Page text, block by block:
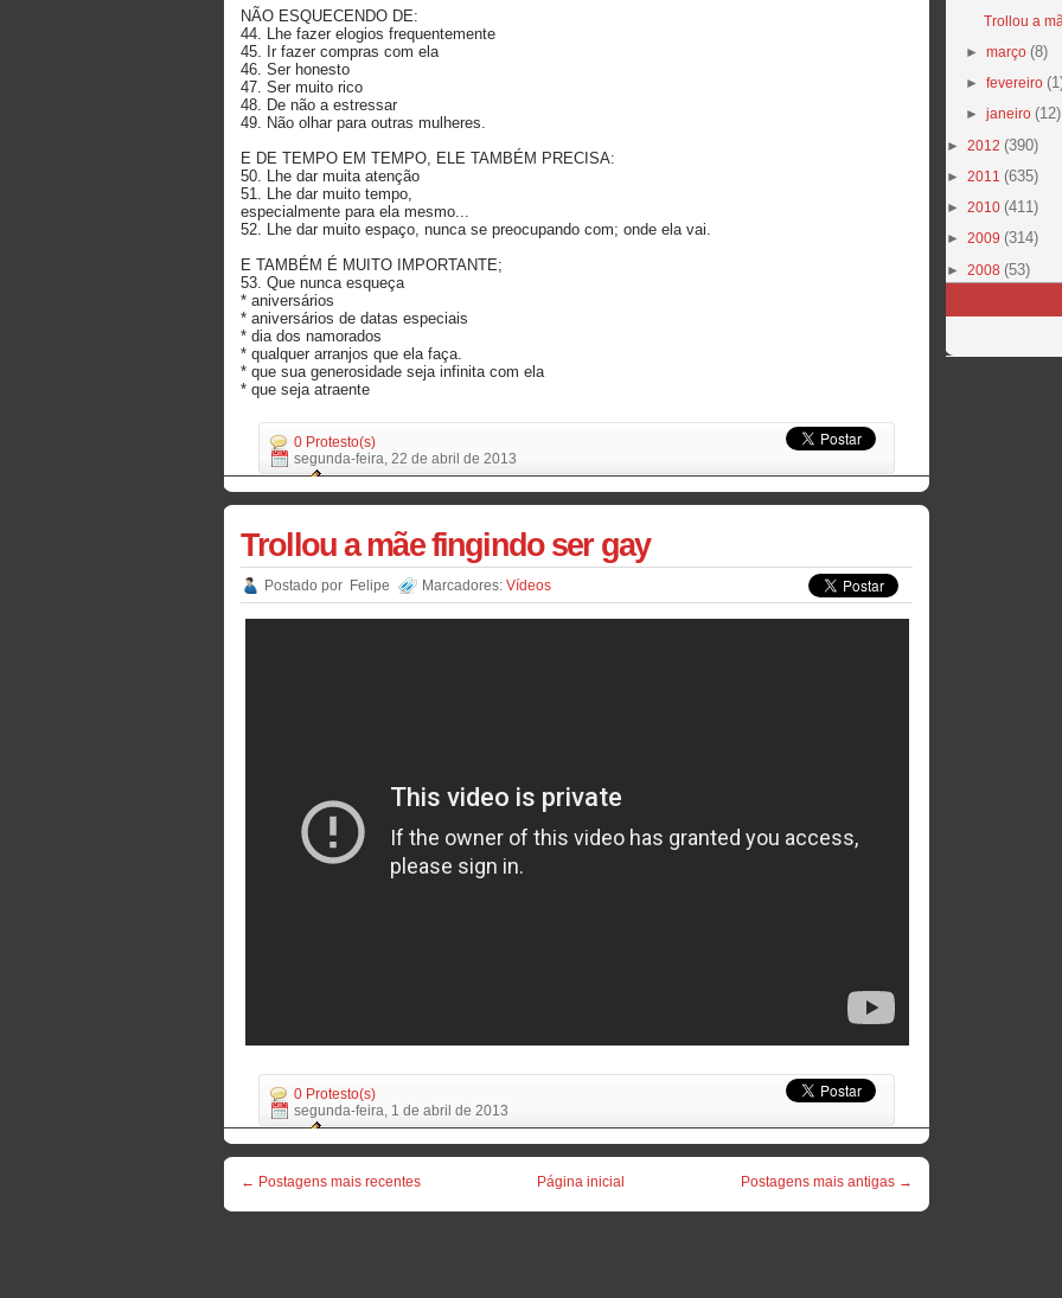
NÃO ESQUECENDO DE:
44. Lhe fazer elogios frequentemente
45. Ir fazer compras com ela
46. Ser honesto
47. Ser muito rico
48. De não a estressar
49. Não olhar para outras mulheres.
E DE TEMPO EM TEMPO, ELE TAMBÉM PRECISA:
50. Lhe dar muita atenção
51. Lhe dar muito tempo,
especialmente para ela mesmo...
52. Lhe dar muito espaço, nunca se preocupando com; onde ela vai.
E TAMBÉM É MUITO IMPORTANTE;
53. Que nunca esqueça
* aniversários
* aniversários de datas especiais
* dia dos namorados
* qualquer arranjos que ela faça.
* que sua generosidade seja infinita com ela
* que seja atraente
0 Protesto(s)
segunda-feira, 22 de abril de 2013
Trollou a mãe fingindo ser gay
Postado por Felipe Marcadores: Vídeos
0 Protesto(s)
segunda-feira, 1 de abril de 2013
← Postagens mais recentes Postagens mais antigas →
Página inicial
Trollou a
► março (8)
► fevereiro
► janeiro (12)
► 2012 (390)
► 2011 (635)
► 2010 (411)
► 2009 (314)
► 2008 (53)